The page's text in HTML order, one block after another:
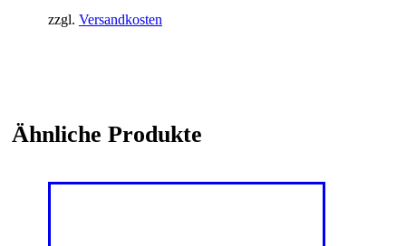
zzgl. Versandkosten
Ähnliche Produkte